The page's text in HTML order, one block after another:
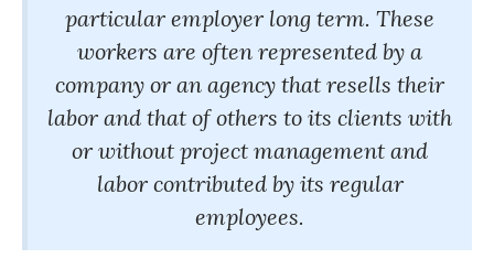
particular employer long term. These
workers are often represented by a
company or an agency that resells their
labor and that of others to its clients with
or without project management and
labor contributed by its regular
employees.